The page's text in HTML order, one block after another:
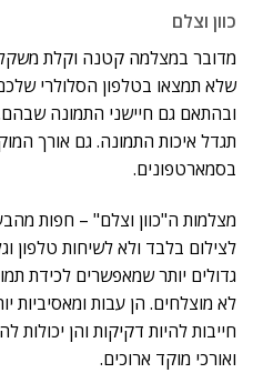
כוון וצלם
מדובר במצלמה קטנה וקלת
שלא תמצאו בטלפון הסלולרי
ובהתאם גם חיישני התמונה
תגדל איכות התמונה. גם אורך
בסמארטפונים.
מצלמות ה"כוון וצלם" – חפות
לצילום בלבד ולא לשיחות טלפון
גדולים יותר שמאפשרים לכידת
לא מוצלחים. הן עבות ומאסיביות
חייבות להיות דקיקות והן יכולות
ואורכי מוקד ארוכים.